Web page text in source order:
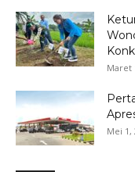
Maret
Mei 1,